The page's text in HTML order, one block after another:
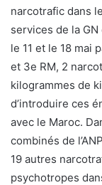
narcotrafic dans
services de la
le 11 et le 18 mai
et 3e RM, 2
kilogrammes de
d’introduire ces
avec le Maroc.
combinés de
19 autres
psychotropes